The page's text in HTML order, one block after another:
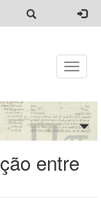
Toggle
entre